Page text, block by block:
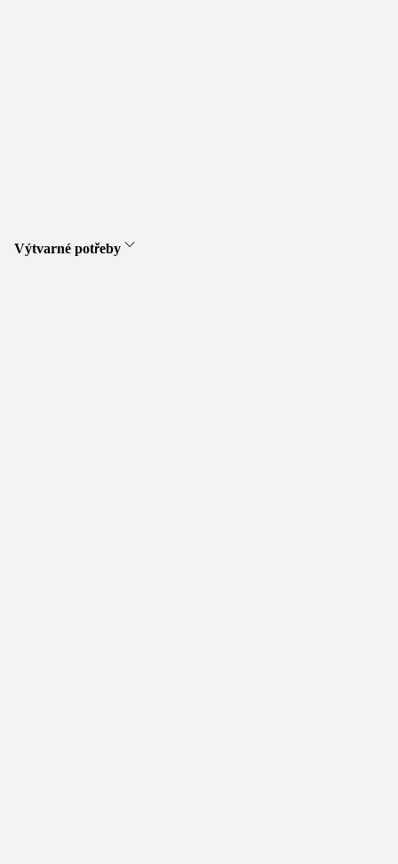
Výtvarné potřeby